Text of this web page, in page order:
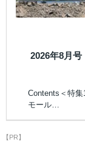
2026年8月
Contents＜特
モール…
【PR】